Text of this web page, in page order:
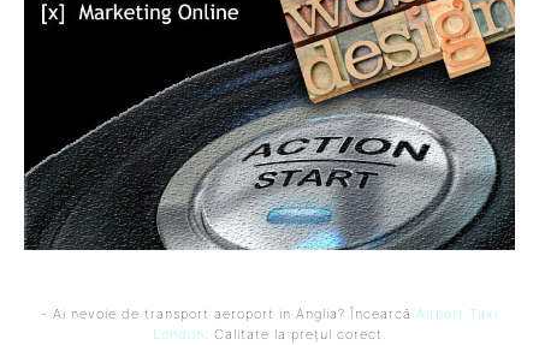
- Ai nevoie de transport aeroport in Anglia? Încearcă Airport Taxi
London. Calitate la prețul corect.